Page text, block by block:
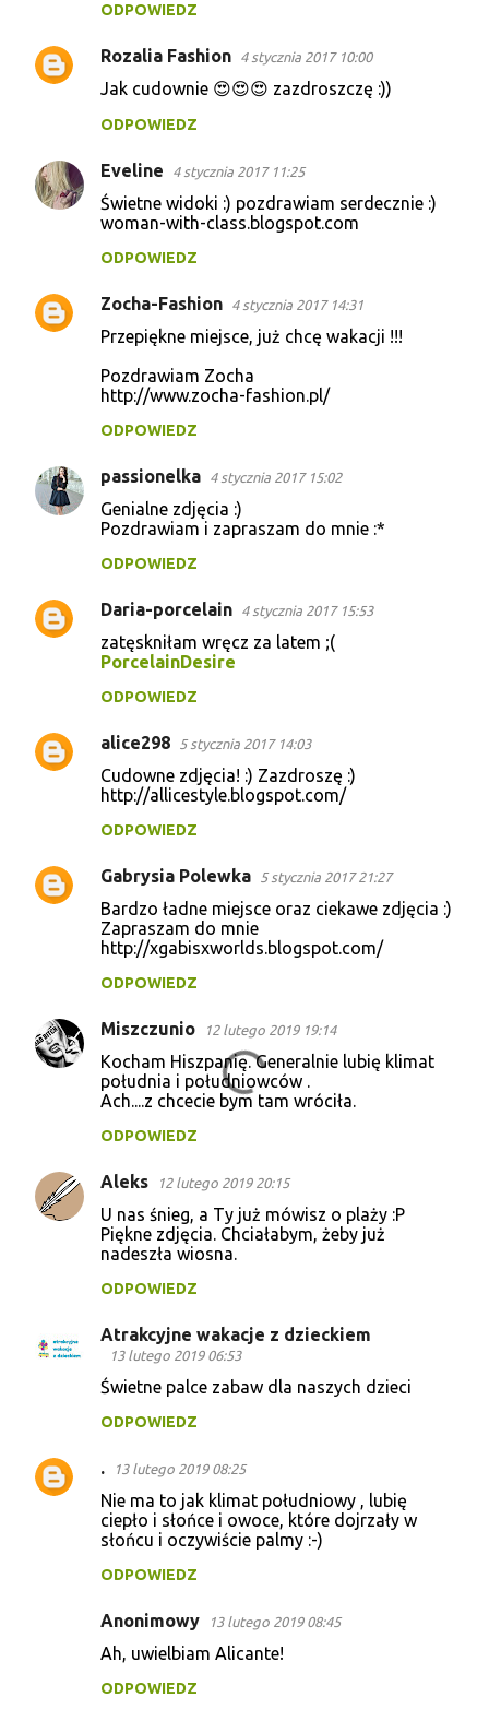
ODPOWIEDZ
Rozalia Fashion 4 stycznia 2017 10:00
Jak cudownie 😍😍😍 zazdroszczę :))
ODPOWIEDZ
Eveline 4 stycznia 2017 11:25
Świetne widoki :) pozdrawiam serdecznie :)
woman-with-class.blogspot.com
ODPOWIEDZ
Zocha-Fashion 4 stycznia 2017 14:31
Przepiękne miejsce, już chcę wakacji !!!
Pozdrawiam Zocha
http://www.zocha-fashion.pl/
ODPOWIEDZ
passionelka 4 stycznia 2017 15:02
Genialne zdjęcia :)
Pozdrawiam i zapraszam do mnie :*
ODPOWIEDZ
Daria-porcelain 4 stycznia 2017 15:53
zatęskniłam wręcz za latem ;(
PorcelainDesire
ODPOWIEDZ
alice298 5 stycznia 2017 14:03
Cudowne zdjęcia! :) Zazdroszę :)
http://allicestyle.blogspot.com/
ODPOWIEDZ
Gabrysia Polewka 5 stycznia 2017 21:27
Bardzo ładne miejsce oraz ciekawe zdjęcia :)
Zapraszam do mnie
http://xgabisxworlds.blogspot.com/
ODPOWIEDZ
Miszczunio 12 lutego 2019 19:14
Kocham Hiszpanię. Generalnie lubię klimat
południa i południowców .
Ach....z chcecie bym tam wróciła.
ODPOWIEDZ
Aleks 12 lutego 2019 20:15
U nas śnieg, a Ty już mówisz o plaży :P
Piękne zdjęcia. Chciałabym, żeby już
nadeszła wiosna.
ODPOWIEDZ
Atrakcyjne wakacje z dzieckiem
13 lutego 2019 06:53
Świetne palce zabaw dla naszych dzieci
ODPOWIEDZ
. 13 lutego 2019 08:25
Nie ma to jak klimat południowy , lubię
ciepło i słońce i owoce, które dojrzały w
słońcu i oczywiście palmy :-)
ODPOWIEDZ
Anonimowy 13 lutego 2019 08:45
Ah, uwielbiam Alicante!
ODPOWIEDZ